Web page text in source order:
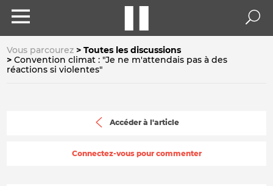
Vous parcourez
Toutes les discussions
Convention climat : "Je ne m'attendais pas à des
réactions si violentes"
Accéder à l'article
Connectez-vous pour commenter